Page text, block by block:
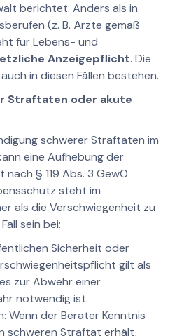
berichtet. Anders als in
(z. B. Ärzte gemäß
für Lebens- und
Anzeigepflicht. Die
in diesen Fällen bestehen.
Straftaten oder akute
schwerer Straftaten im
eine Aufhebung der
§ 119 Abs. 3 GewO
steht im
als die Verschwiegenheit zu
sein bei:
Sicherheit oder
gilt als
zur Abwehr einer
notwendig ist.
Wenn der Berater Kenntnis
schweren Straftat erhält,